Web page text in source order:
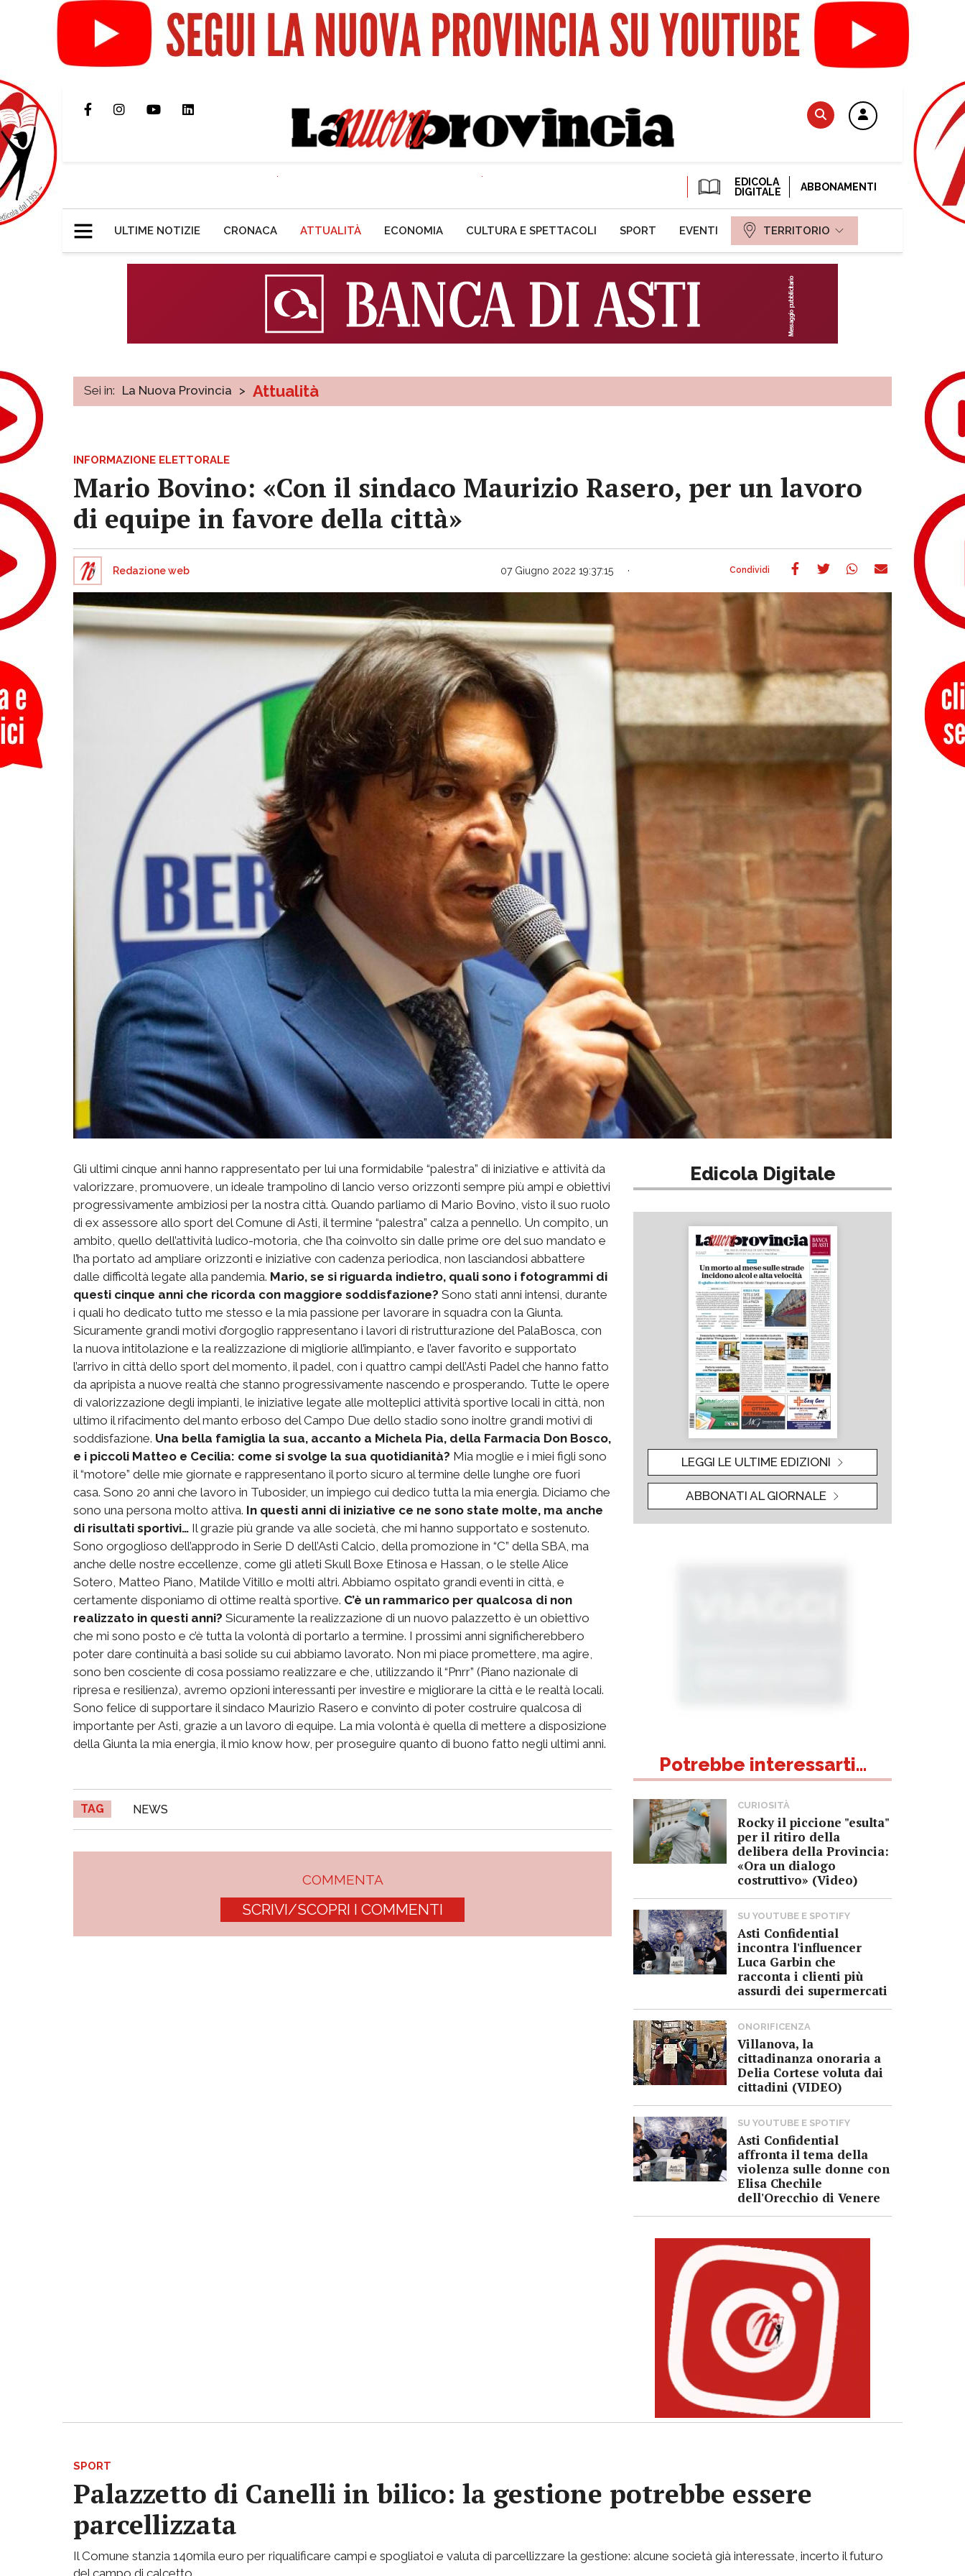
EDICOLA
DIGITALE
ABBONAMENTI
ULTIME NOTIZIE CRONACA ATTUALITÀ ECONOMIA CULTURA E SPETTACOLI SPORT EVENTI TERRITORIO
Sei in: La Nuova Provincia > Attualità
INFORMAZIONE ELETTORALE
Mario Bovino: «Con il sindaco Maurizio Rasero, per un lavoro
di equipe in favore della città»
Redazione web 07 Giugno 2022 19:37:15
Gli ultimi cinque anni hanno rappresentato per lui una formidabile “palestra” di iniziative e attività da
valorizzare, promuovere, un ideale trampolino di lancio verso orizzonti sempre più ampi e obiettivi
progressivamente ambiziosi per la nostra città. Quando parliamo di Mario Bovino, visto il suo ruolo
di ex assessore allo sport del Comune di Asti, il termine “palestra” calza a pennello. Un compito, un
ambito, quello dell’attività ludico-motoria, che l’ha coinvolto sin dalle prime ore del suo mandato e
l’ha portato ad ampliare orizzonti e iniziative con cadenza periodica, non lasciandosi abbattere
dalle difficoltà legate alla pandemia. Mario, se si riguarda indietro, quali sono i fotogrammi di
questi cinque anni che ricorda con maggiore soddisfazione? Sono stati anni intensi, durante
i quali ho dedicato tutto me stesso e la mia passione per lavorare in squadra con la Giunta.
Sicuramente grandi motivi d’orgoglio rappresentano i lavori di ristrutturazione del PalaBosca, con
la nuova intitolazione e la realizzazione di migliorie all’impianto, e l’aver favorito e supportato
l’arrivo in città dello sport del momento, il padel, con i quattro campi dell’Asti Padel che hanno fatto
da apripista a nuove realtà che stanno progressivamente nascendo e prosperando. Tutte le opere
di valorizzazione degli impianti, le iniziative legate alle molteplici attività sportive locali in città, non
ultimo il rifacimento del manto erboso del Campo Due dello stadio sono inoltre grandi motivi di
soddisfazione. Una bella famiglia la sua, accanto a Michela Pia, della Farmacia Don Bosco,
e i piccoli Matteo e Cecilia: come si svolge la sua quotidianità? Mia moglie e i miei figli sono
il “motore” delle mie giornate e rappresentano il porto sicuro al termine delle lunghe ore fuori
casa. Sono 20 anni che lavoro in Tubosider, un impiego cui dedico tutta la mia energia. Diciamo che
sono una persona molto attiva. In questi anni di iniziative ce ne sono state molte, ma anche
di risultati sportivi… Il grazie più grande va alle società, che mi hanno supportato e sostenuto.
Sono orgoglioso dell’approdo in Serie D dell’Asti Calcio, della promozione in “C” della SBA, ma
anche delle nostre eccellenze, come gli atleti Skull Boxe Etinosa e Hassan, o le stelle Alice
Sotero, Matteo Piano, Matilde Vitillo e molti altri. Abbiamo ospitato grandi eventi in città, e
certamente disponiamo di ottime realtà sportive. C’è un rammarico per qualcosa di non
realizzato in questi anni? Sicuramente la realizzazione di un nuovo palazzetto è un obiettivo
che mi sono posto e c’è tutta la volontà di portarlo a termine. I prossimi anni significherebbero
poter dare continuità a basi solide su cui abbiamo lavorato. Non mi piace promettere, ma agire,
sono ben cosciente di cosa possiamo realizzare e che, utilizzando il “Pnrr” (Piano nazionale di
ripresa e resilienza), avremo opzioni interessanti per investire e migliorare la città e le realtà locali.
Sono felice di supportare il sindaco Maurizio Rasero e convinto di poter costruire qualcosa di
importante per Asti, grazie a un lavoro di equipe. La mia volontà è quella di mettere a disposizione
della Giunta la mia energia, il mio know how, per proseguire quanto di buono fatto negli ultimi anni.
TAG NEWS
COMMENTA
SCRIVI/SCOPRI I COMMENTI
Edicola Digitale
LEGGI LE ULTIME EDIZIONI
ABBONATI AL GIORNALE
Potrebbe interessarti...
CURIOSITÀ
Rocky il piccione "esulta"
per il ritiro della
delibera della Provincia:
«Ora un dialogo
costruttivo» (Video)
SU YOUTUBE E SPOTIFY
Asti Confidential
incontra l'influencer
Luca Garbin che
racconta i clienti più
assurdi dei supermercati
ONORIFICENZA
Villanova, la
cittadinanza onoraria a
Delia Cortese voluta dai
cittadini (VIDEO)
SU YOUTUBE E SPOTIFY
Asti Confidential
affronta il tema della
violenza sulle donne con
Elisa Chechile
dell'Orecchio di Venere
SPORT
Palazzetto di Canelli in bilico: la gestione potrebbe essere
parcellizzata
Il Comune stanzia 140mila euro per riqualificare campi e spogliatoi e valuta di parcellizzare la gestione: alcune società già interessate, incerto il futuro
del campo di calcetto